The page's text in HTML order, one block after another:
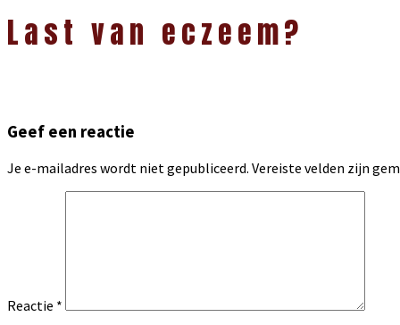
Interacties
Last van eczeem?
Geef een reactie
Je e-mailadres wordt niet gepubliceerd. Vereiste velden zijn
Reactie *